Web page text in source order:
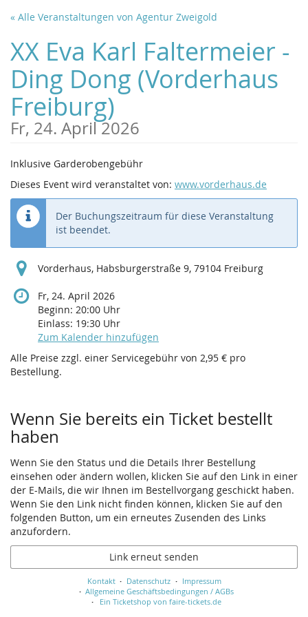
Zum
Inhalt
springen
« Alle Veranstaltungen von Agentur Zweigold
XX Eva Karl Faltermeier -
Ding Dong (Vorderhaus
Freiburg)
Fr, 24. April 2026
Inklusive Garderobengebühr
Dieses Event wird veranstaltet von: www.vorderhaus.de
Der Buchungszeitraum für diese Veranstaltung
ist beendet.
Vorderhaus, Habsburgerstraße 9, 79104 Freiburg
Fr, 24. April 2026
Beginn: 20:00 Uhr
Einlass: 19:30 Uhr
Zum Kalender hinzufügen
Alle Preise zzgl. einer Servicegebühr von 2,95 € pro
Bestellung.
Wenn Sie bereits ein Ticket bestellt
haben
Wenn Sie den Status und die Details Ihrer Bestellung
einsehen oder ändern wollen, klicken Sie auf den Link in einer
der E-Mails, die wir Ihnen im Bestellvorgang geschickt haben.
Wenn Sie den Link nicht finden können, klicken Sie auf den
folgenden Button, um ein erneutes Zusenden des Links
anzufordern.
Link erneut senden
Kontakt Datenschutz
Impressum
Allgemeine Geschäftsbedingungen / AGBs
Ein Ticketshop von faire-tickets.de